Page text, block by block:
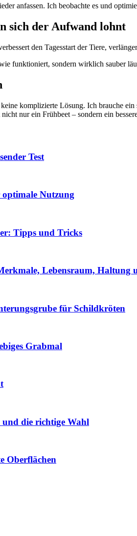
anfassen. Ich beobachte es und
sich der Aufwand lohnt
den Tagesstart der Tiere,
funktioniert, sondern wirklich sauber
komplizierte Lösung. Ich brauche ein
nur ein Frühbeet – sondern ein
Test
Nutzung
Tipps und Tricks
Lebensraum, Haltung
für Schildkröten
Grabmal
die richtige Wahl
Oberflächen